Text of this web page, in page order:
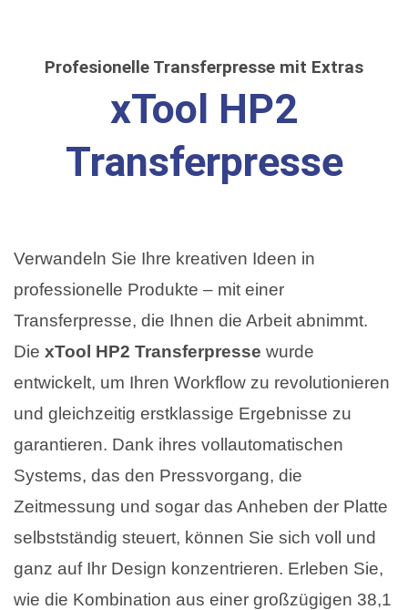
Profesionelle Transferpresse mit Extras
xTool HP2
Transferpresse
Verwandeln Sie Ihre kreativen Ideen in
professionelle Produkte – mit einer
Transferpresse, die Ihnen die Arbeit abnimmt.
Die xTool HP2 Transferpresse wurde
entwickelt, um Ihren Workflow zu revolutionieren
und gleichzeitig erstklassige Ergebnisse zu
garantieren. Dank ihres vollautomatischen
Systems, das den Pressvorgang, die
Zeitmessung und sogar das Anheben der Platte
selbstständig steuert, können Sie sich voll und
ganz auf Ihr Design konzentrieren. Erleben Sie,
wie die Kombination aus einer großzügigen 38,1